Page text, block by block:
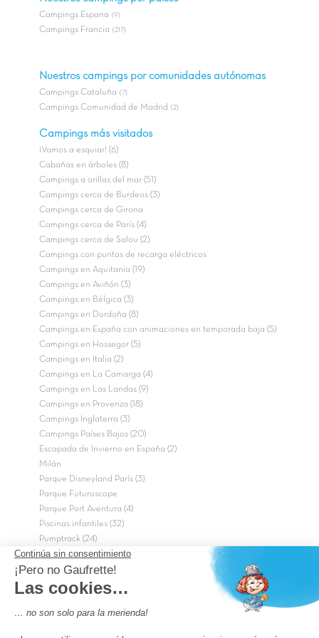
Campings Espana (9)
Campings Francia (217)
Nuestros campings por comunidades autónomas
Campings Cataluña (7)
Campings Comunidad de Madrid (2)
Campings más visitados
¡Vamos a esquiar! (6)
Cabañas en árboles (8)
Campings a orillas del mar (51)
Campings cerca de Burdeos (3)
Campings cerca de Girona
Campings cerca de París (4)
Campings cerca de Salou (2)
Campings con puntos de recarga eléctricos
Campings en Aquitania (19)
Campings en Aviñón (3)
Campings en Bélgica (3)
Campings en Dordoña (8)
Campings en España con animaciones en temporada baja (5)
Campings en Hossegor (5)
Campings en Italia (2)
Campings en La Camarga (4)
Campings en Las Landas (9)
Campings en Provenza (18)
Campings Inglaterra (3)
Campings Países Bajos (20)
Escapada de Invierno en España (2)
Milán
Parque Disneyland París (3)
Parque Futuroscope
Parque Port Aventura (4)
Piscinas infantiles (32)
Pumptrack (24)
Puy du Fou (2)
Roma
Semana Santa (17)
Campings de 4 estrellas en Francia